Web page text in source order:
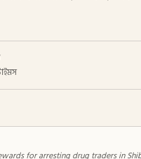
for arresting drug traders in